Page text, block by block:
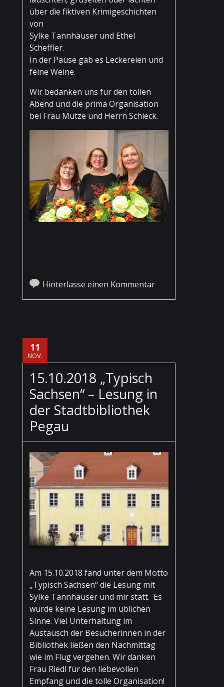
über die fiktiven Krimigeschichten
von
Sylke Tannhäuser und Ethel
Scheffler.
In der Pause gab es Leckereien und
feine Weine.
Wir bedanken uns für den tollen
Abend und die prima Organisation
bei Frau Mütze und Herrn Schieck.
Hinterlasse einen Kommentar
11
NOV.
15.10.2018 „Typisch
Sachsen“ – Lesung in
der Stadtbibliothek
Pegau
Am 15.10.2018 fand unter dem Motto
„Typisch Sachsen“ die Lesung mit
Sylke Tannhäuser und mir statt. Es
wurde keine Lesung im üblichen
Sinne. Viel Unterhaltung im
Austausch der Besucherinnen in der
Bibliothek ließen den Nachmittag
wie im Flug vergehen. Wir danken
Frau Riedl für den liebevollen
Empfang und die tolle Organisation!